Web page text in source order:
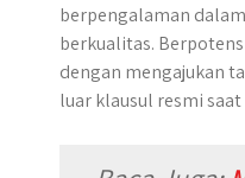
berpengalaman
berkualitas.
dengan mengajukan
luar klausul resmi